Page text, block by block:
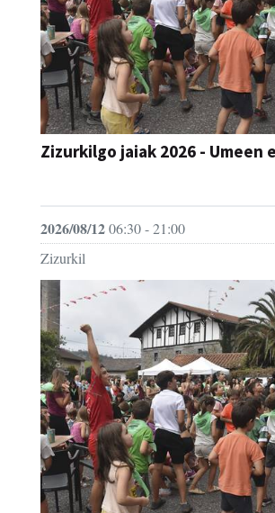
Zizurkilgo jaiak 2026 - Umeen
2026/08/1206:30 - 21:00
Zizurkil